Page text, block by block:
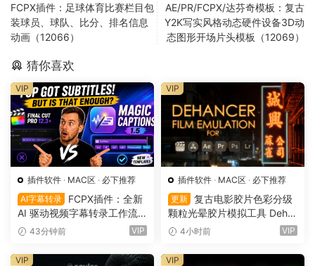
FCPX插件：足球体育比赛栏目包
装球员、球队、比分、排名信息
动画（12066）
AE/PR/FCPX/达芬奇模板：复古
Y2K写实风格动态硬件设备3D动
态图形开场片头模板（12069）
猜你喜欢
插件软件 · MAC区 · 必下推荐
AI字幕转录
FCPX插件：全新
AI 驱动视频字幕转录工作流
+内置字幕动画效果插件 支持
ptions 1.5.1（16171）
43分钟前 VIP
VIP
插件软件 · MAC区 · 必下推荐
更新 复古电影胶片色彩分级
颗粒光晕胶片模拟工具 Deha
ncer Pro OFX 达芬奇/FCPX/
Win/Mac破解版（7587）
4小时前 VIP
VIP
VIP VIP